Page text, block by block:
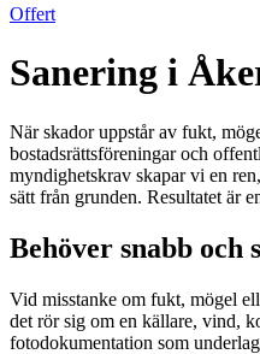
Offert
Sanering i
När skador uppstår av fukt,
bostadsrättsföreningar och
myndighetskrav skapar vi en
sätt från grunden. Resultatet är
Behöver snabb
Vid misstanke om fukt, mögel
det rör sig om en källare, vind,
fotodokumentation som